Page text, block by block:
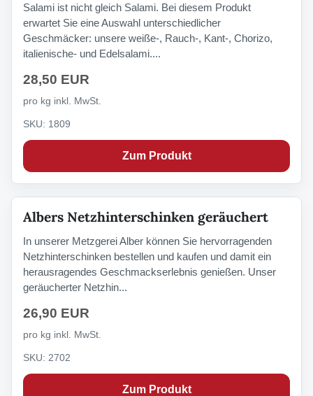
Salami ist nicht gleich Salami. Bei diesem Produkt
erwartet Sie eine Auswahl unterschiedlicher
Geschmäcker: unsere weiße-, Rauch-, Kant-, Chorizo,
italienische- und Edelsalami....
28,50 EUR
pro kg inkl. MwSt.
SKU: 1809
Zum Produkt
Albers Netzhinterschinken geräuchert
In unserer Metzgerei Alber können Sie hervorragenden
Netzhinterschinken bestellen und kaufen und damit ein
herausragendes Geschmackserlebnis genießen. Unser
geräucherter Netzhin...
26,90 EUR
pro kg inkl. MwSt.
SKU: 2702
Zum Produkt